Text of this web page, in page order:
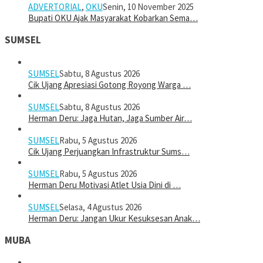
ADVERTORIAL, OKUSenin, 10 November 2025
Bupati OKU Ajak Masyarakat Kobarkan Sema…
SUMSEL
SUMSELSabtu, 8 Agustus 2026
Cik Ujang Apresiasi Gotong Royong Warga …
SUMSELSabtu, 8 Agustus 2026
Herman Deru: Jaga Hutan, Jaga Sumber Air…
SUMSELRabu, 5 Agustus 2026
Cik Ujang Perjuangkan Infrastruktur Sums…
SUMSELRabu, 5 Agustus 2026
Herman Deru Motivasi Atlet Usia Dini di …
SUMSELSelasa, 4 Agustus 2026
Herman Deru: Jangan Ukur Kesuksesan Anak…
MUBA